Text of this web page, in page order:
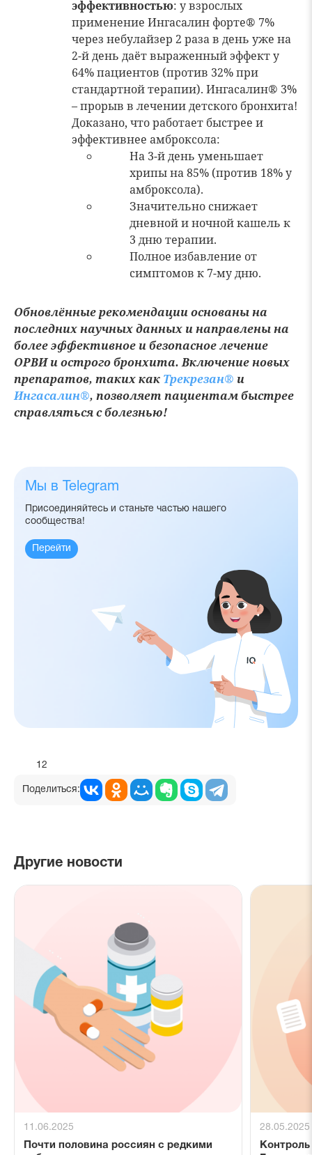
эффективностью: у взрослых
применение Ингасалин форте® 7%
через небулайзер 2 раза в день уже на
2-й день даёт выраженный эффект у
64% пациентов (против 32% при
стандартной терапии). Ингасалин® 3%
– прорыв в лечении детского бронхита!
Доказано, что работает быстрее и
эффективнее амброксола:
На 3-й день уменьшает
хрипы на 85% (против 18% у
амброксола).
Значительно снижает
дневной и ночной кашель к
3 дню терапии.
Полное избавление от
симптомов к 7-му дню.
Обновлённые рекомендации основаны на
последних научных данных и направлены на
более эффективное и безопасное лечение
ОРВИ и острого бронхита. Включение новых
препаратов, таких как Трекрезан® и
Ингасалин®, позволяет пациентам быстрее
справляться с болезнью!
Мы в Telegram
Присоединяйтесь и станьте частью нашего
сообщества!
Перейти
12
Поделиться:
Другие новости
11.06.2025
Почти половина россиян с редкими
28.05.2025